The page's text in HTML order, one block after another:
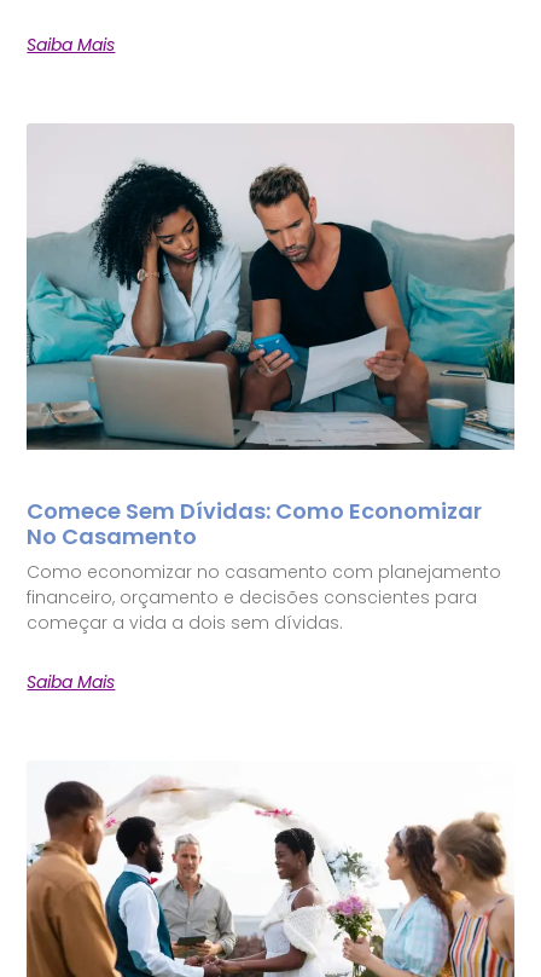
Saiba Mais
Comece Sem Dívidas: Como Economizar
No Casamento
Como economizar no casamento com planejamento
financeiro, orçamento e decisões conscientes para
começar a vida a dois sem dívidas.
Saiba Mais